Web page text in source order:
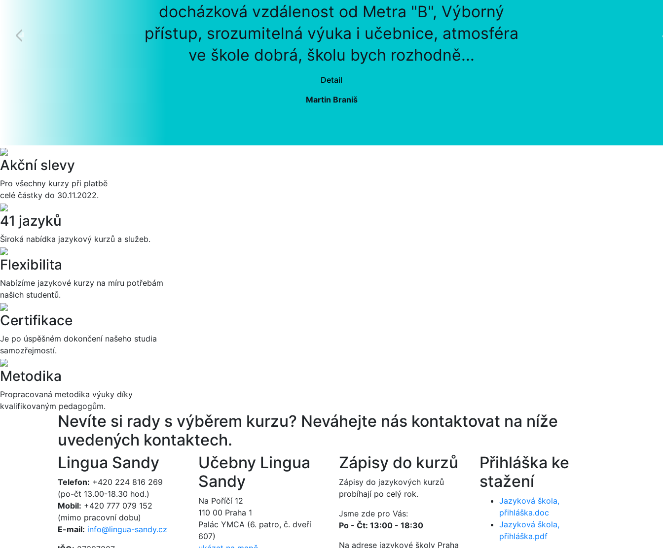
docházková vzdálenost od Metra "B", Výborný
přístup, srozumitelná výuka i učebnice, atmosféra
ve škole dobrá, školu bych rozhodně...
Detail
Martin Braniš
Akční slevy
Pro všechny kurzy při platbě
celé částky do 30.11.2022.
41 jazyků
Široká nabídka jazykový kurzů a služeb.
Flexibilita
Nabízíme jazykové kurzy na míru potřebám
našich studentů.
Certifikace
Je po úspěšném dokončení našeho studia
samozřejmostí.
Metodika
Propracovaná metodika výuky díky
kvalifikovaným pedagogům.
Nevíte si rady s výběrem kurzu? Neváhejte nás kontaktovat na níže
uvedených kontaktech.
Lingua Sandy
Telefon: +420 224 816 269
(po-čt 13.00-18.30 hod.)
Mobil: +420 777 079 152
(mimo pracovní dobu)
E-mail: info@lingua-sandy.cz
Učebny Lingua
Sandy
Na Poříčí 12
110 00 Praha 1
Palác YMCA (6. patro, č. dveří
607)
Zápisy do kurzů
Zápisy do jazykových kurzů
probíhají po celý rok.
Jsme zde pro Vás:
Po - Čt: 13:00 - 18:30
Na adrese jazykové školy Praha
Přihláška ke
stažení
Jazyková škola,
přihláška.doc
Jazyková škola,
přihláška.pdf